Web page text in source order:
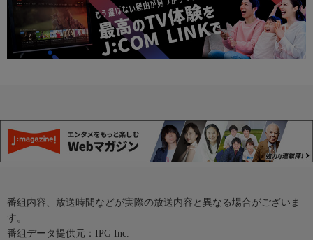
番組内容、放送時間などが実際の放送内容と異なる場合がございま
す。
番組データ提供元：IPG Inc.